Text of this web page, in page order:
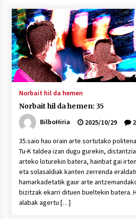
“Hiztegi bat” Gorka Urbizuk idatzitako letren
hiztegia
2026/07/23
Bakaikuko
berezia
Kontserbatorioan
2026/07/15
Gaur abitua da Bilbao
Norbait hil da hemen
Norbait hil da hemen: 35
BilboHiria
2025/10/29 2
35.saio hau orain arte sortutako
Tu-K taldea izan dugu gurekin,
arteko loturekin batera, hainbat gai
eta solasaldiak kanten zerrenda
hamarkadetatik gaur arte
bizitzak ekarri dituen bueltekin batera.
alabak agertu […]